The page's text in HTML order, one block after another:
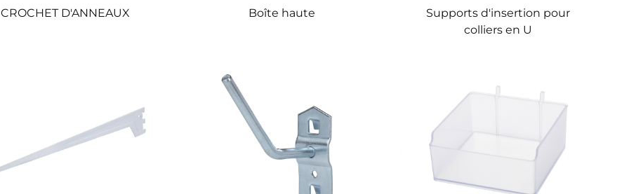
CROCHET D'ANNEAUX Boîte haute
Supports d'insertion pour
colliers en U